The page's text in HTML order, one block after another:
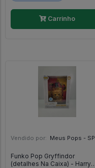
Carrinho
Vendido por: Meus Pops - SP
Funko Pop Gryffindor
(detalhes Na Caixa) - Harry